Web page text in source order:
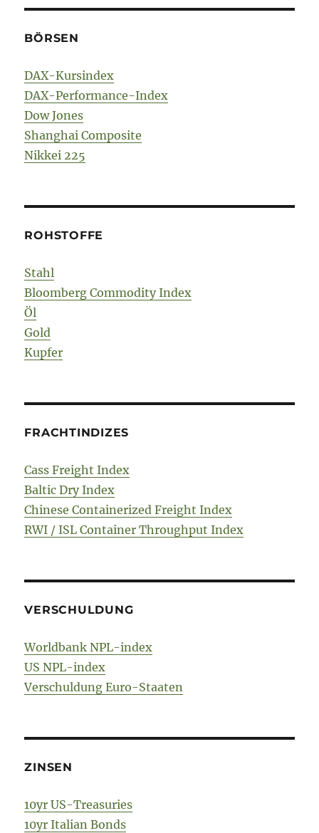
BÖRSEN
DAX-Kursindex
DAX-Performance-Index
Dow Jones
Shanghai Composite
Nikkei 225
ROHSTOFFE
Stahl
Bloomberg Commodity Index
Öl
Gold
Kupfer
FRACHTINDIZES
Cass Freight Index
Baltic Dry Index
Chinese Containerized Freight Index
RWI / ISL Container Throughput Index
VERSCHULDUNG
Worldbank NPL-index
US NPL-index
Verschuldung Euro-Staaten
ZINSEN
10yr US-Treasuries
10yr Italian Bonds